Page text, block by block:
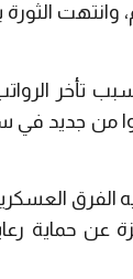
الثورة
تأخر
من جديد في
عن حماية